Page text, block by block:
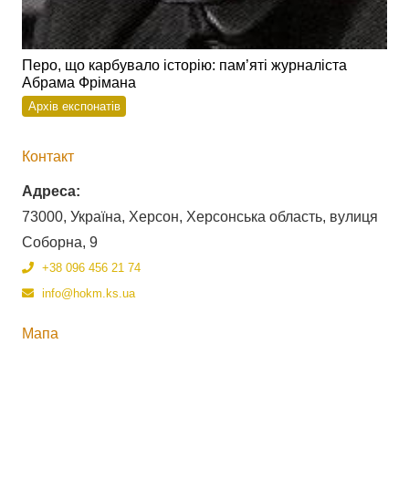
Перо, що карбувало історію: пам’яті журналіста
Абрама Фрімана
Архів експонатів
Контакт
Адреса:
73000, Україна, Херсон, Херсонська область, вулиця
Соборна, 9
+38 096 456 21 74
info@hokm.ks.ua
Мапа